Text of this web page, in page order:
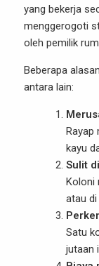
yang bekerja
menggerogoti
oleh pemilik
Beberapa
antara lain:
kayu
Sulit
Koloni
atau di
Satu
jutaan